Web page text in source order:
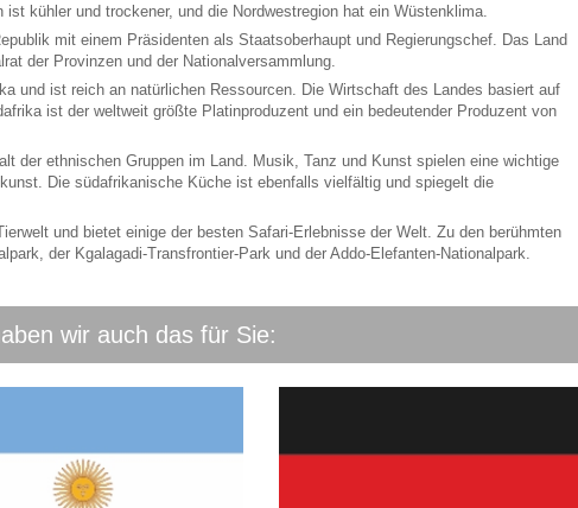
kühler und trockener, und die Nordwestregion hat ein Wüstenklima.
mit einem Präsidenten als Staatsoberhaupt und Regierungschef. Das Land
der Provinzen und der Nationalversammlung.
und ist reich an natürlichen Ressourcen. Die Wirtschaft des Landes basiert auf
ist der weltweit größte Platinproduzent und ein bedeutender Produzent von
der ethnischen Gruppen im Land. Musik, Tanz und Kunst spielen eine wichtige
Die südafrikanische Küche ist ebenfalls vielfältig und spiegelt die
und bietet einige der besten Safari-Erlebnisse der Welt. Zu den berühmten
der Kgalagadi-Transfrontier-Park und der Addo-Elefanten-Nationalpark.
wir auch das für Sie: